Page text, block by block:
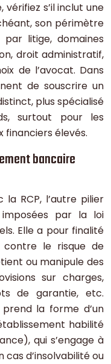
s’il inclut une
son périmètre
litige, domaines
droit administratif,
de l’avocat. Dans
de souscrire un
plus spécialisé
surtout pour les
financiers élevés.
bancaire
RCP, l’autre pilier
imposées par la loi
Elle a pour finalité
le risque de
ou manipule des
sur charges,
de garantie, etc.
la forme d’un
habilité
qui s’engage à
d’insolvabilité ou